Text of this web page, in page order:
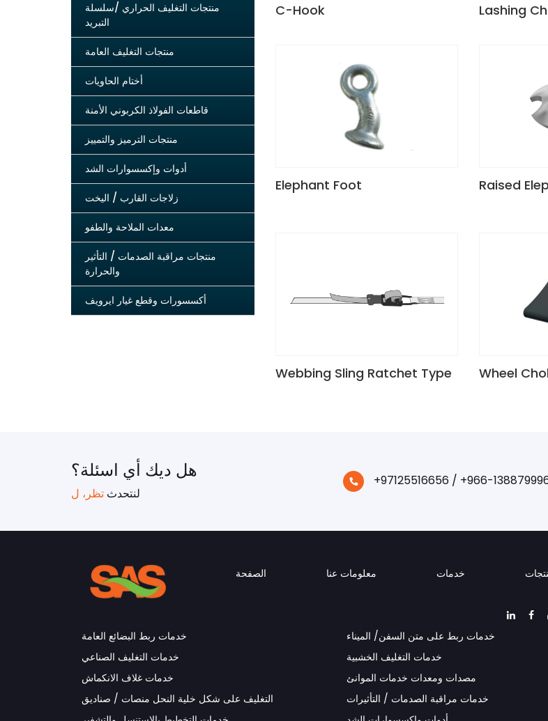
منتجات التغليف الحراري /سلسلة
التبريد
منتجات التغليف العامة
أختام الحاويات
قاطعات الفولاذ الكربوني الأمنة
منتجات الترميز والتمييز
أدوات وإكسسوارات الشد
زلاجات القارب / اليخت
معدات الملاحة والطفو
منتجات مراقبة الصدمات / التأثير
والحرارة
أكسسورات وقطع غيار ايرويف
C-Hook Lashing
Elephant Foot Raised
Webbing Sling Ratchet Type Wheel
هل ديك أي اسئلة؟
لنتحدث تظر، ل
+97125516656 / +966-
الصفحة معلومات عنا خدمات
خدمات ربط البضائع العامة خدمات ربط على متن السفن/ الميناء
خدمات التغليف الصناعي
خدمات التغليف الخشبية
خدمات غلاف الانكماش
مصدات ومعدات خدمات الموانئ
التغليف على شكل خلية النحل منصات / صناديق
خدمات مراقبة الصدمات / التأثيرات